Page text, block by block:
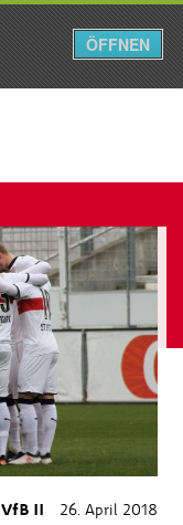
Menü
VfB II 26. April 2018
ÖFFNEN